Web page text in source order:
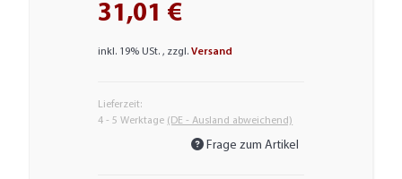
31,01 €
inkl. 19% USt. , zzgl.Versand
Lieferzeit:
4 - 5 Werktage (DE - Ausland abweichend)
Frage zum Artikel